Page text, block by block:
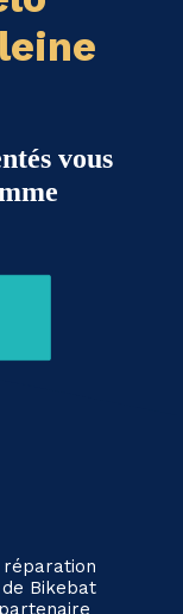
vous
réparation
Bikebat